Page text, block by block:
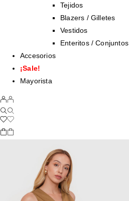
Tejidos
Blazers / Gilletes
Vestidos
Enteritos / Conjuntos
Accesorios
¡Sale!
Mayorista